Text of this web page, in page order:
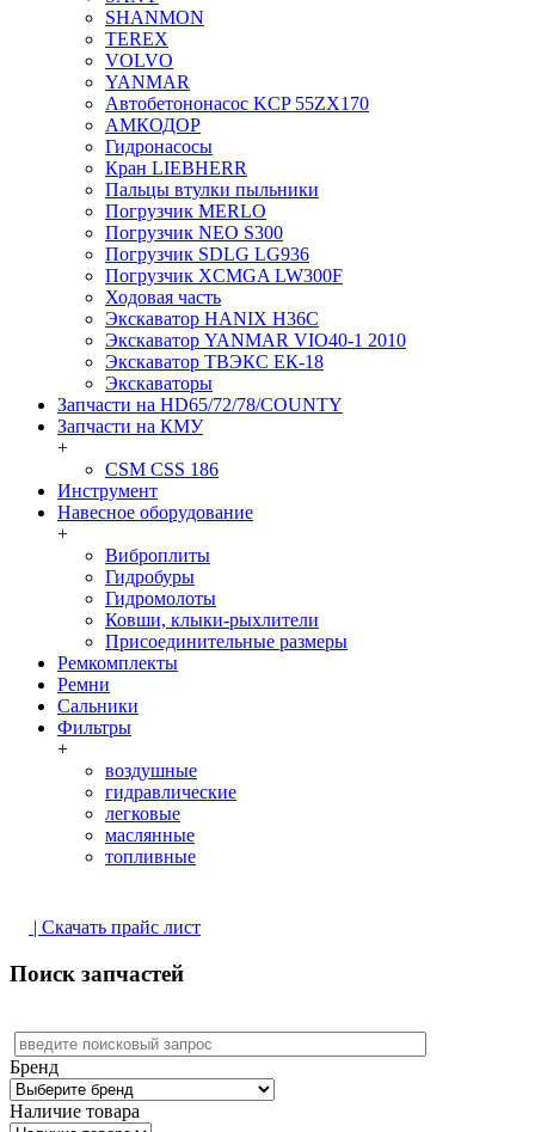
SHANMON
TEREX
VOLVO
YANMAR
Автобетононасос KCP 55ZX170
АМКОДОР
Гидронасосы
Кран LIEBHERR
Пальцы втулки пыльники
Погрузчик MERLO
Погрузчик NEO S300
Погрузчик SDLG LG936
Погрузчик XCMGA LW300F
Ходовая часть
Экскаватор HANIX H36C
Экскаватор YANMAR VIO40-1 2010
Экскаватор ТВЭКС ЕК-18
Экскаваторы
Запчасти на HD65/72/78/COUNTY
Запчасти на КМУ
+
CSM CSS 186
Инструмент
Навесное оборудование
+
Виброплиты
Гидробуры
Гидромолоты
Ковши, клыки-рыхлители
Присоединительные размеры
Ремкомплекты
Ремни
Сальники
Фильтры
+
воздушные
гидравлические
легковые
маслянные
топливные
| Скачать прайс лист
Поиск запчастей
Бренд
Наличие товара